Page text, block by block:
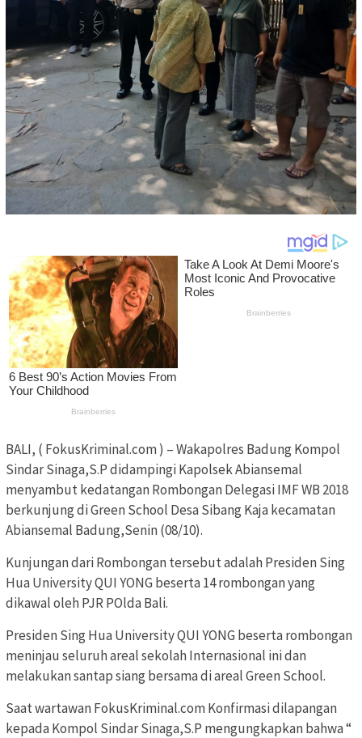
BALI, ( FokusKriminal.com ) – Wakapolres Badung Kompol
Sindar Sinaga,S.P didampingi Kapolsek Abiansemal
menyambut kedatangan Rombongan Delegasi IMF WB 2018
berkunjung di Green School Desa Sibang Kaja kecamatan
Abiansemal Badung,Senin (08/10).
Kunjungan dari Rombongan tersebut adalah Presiden Sing
Hua University QUI YONG beserta 14 rombongan yang
dikawal oleh PJR POlda Bali.
Presiden Sing Hua University QUI YONG beserta rombongan
meninjau seluruh areal sekolah Internasional ini dan
melakukan santap siang bersama di areal Green School.
Saat wartawan FokusKriminal.com Konfirmasi dilapangan
kepada Kompol Sindar Sinaga,S.P mengungkapkan bahwa “